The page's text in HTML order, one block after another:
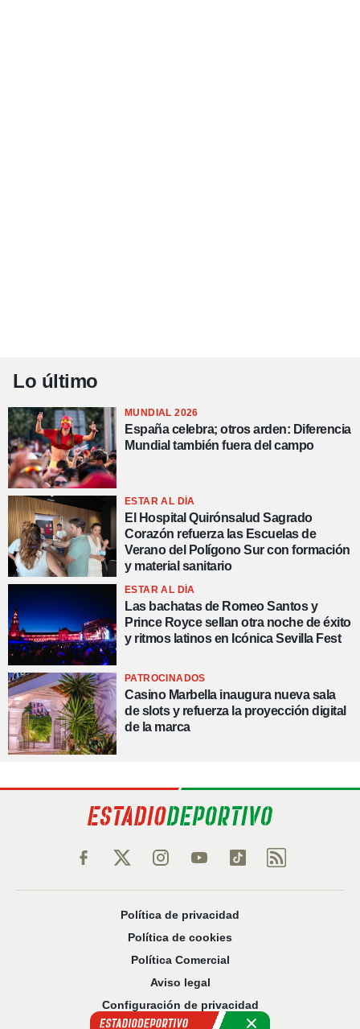
Lo último
MUNDIAL 2026
España celebra; otros arden: Diferencia
Mundial también fuera del campo
ESTAR AL DÍA
El Hospital Quirónsalud Sagrado
Corazón refuerza las Escuelas de
Verano del Polígono Sur con formación
y material sanitario
ESTAR AL DÍA
Las bachatas de Romeo Santos y
Prince Royce sellan otra noche de éxito
y ritmos latinos en Icónica Sevilla Fest
PATROCINADOS
Casino Marbella inaugura nueva sala
de slots y refuerza la proyección digital
de la marca
Política de privacidad
Política de cookies
Política Comercial
Aviso legal
Configuración de privacidad